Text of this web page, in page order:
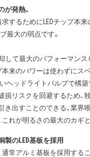
が発熱。
求するためにLEDチップ本
最大の弱点です。
して最大のパフォーマンス
本来のパワーは使わずに
さいヘッドライトバルブ
損リスクを回避するため、
出すことのできる、業界唯
これが明るさの最大のカギと
製のLED基板を採用
常アルミ基板を採用する